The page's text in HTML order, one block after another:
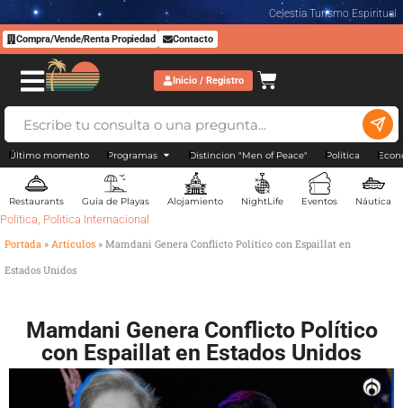
Celestia Turismo Espiritual
Compra/Vende/Renta Propiedad Contacto
Inicio / Registro
Último momento Programas Distincion "Men of Peace" Politica
Restaurants Guía de Playas Alojamiento NightLife Eventos Náutica
Politica, Politica Internacional
Portada » Artículos » Mamdani Genera Conflicto Político con Espaillat en
Estados Unidos
Mamdani Genera Conflicto Político
con Espaillat en Estados Unidos